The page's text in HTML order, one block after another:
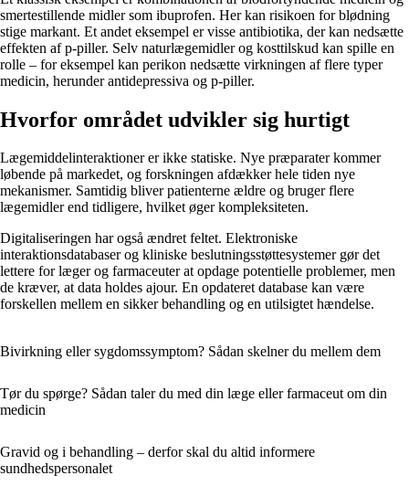
smertestillende midler som ibuprofen. Her kan risikoen for blødning
stige markant. Et andet eksempel er visse antibiotika, der kan nedsætte
effekten af p-piller. Selv naturlægemidler og kosttilskud kan spille en
rolle – for eksempel kan perikon nedsætte virkningen af flere typer
medicin, herunder antidepressiva og p-piller.
Hvorfor området udvikler sig hurtigt
Lægemiddelinteraktioner er ikke statiske. Nye præparater kommer
løbende på markedet, og forskningen afdækker hele tiden nye
mekanismer. Samtidig bliver patienterne ældre og bruger flere
lægemidler end tidligere, hvilket øger kompleksiteten.
Digitaliseringen har også ændret feltet. Elektroniske
interaktionsdatabaser og kliniske beslutningsstøttesystemer gør det
lettere for læger og farmaceuter at opdage potentielle problemer, men
de kræver, at data holdes ajour. En opdateret database kan være
forskellen mellem en sikker behandling og en utilsigtet hændelse.
Bivirkning eller sygdomssymptom? Sådan skelner du mellem dem
Tør du spørge? Sådan taler du med din læge eller farmaceut om din
medicin
Gravid og i behandling – derfor skal du altid informere
sundhedspersonalet